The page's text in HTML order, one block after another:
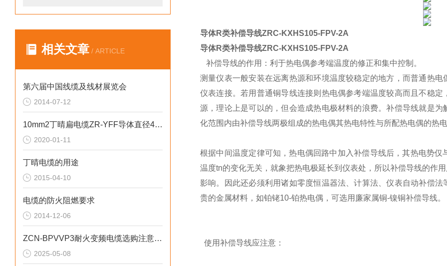
相关文章 / ARTICLE
第六届中国线缆及线材展览会
2014-07-12
10mm2丁晴扁电缆ZR-YFF导体直径4.0mm
2020-01-11
丁晴电缆的用途
2015-04-10
电缆的防火阻燃要求
2014-12-06
ZCN-BPVVP3耐火变频电缆选购注意事项
2025-05-08
导体R类补偿导线ZRC-KXHS105-FPV-2A
导体R类补偿导线ZRC-KXHS105-FPV-2A
补偿导线的作用：利于热电偶参考端温度的修正和集中控制。
测量仪表一般安装在远离热源和环境温度较稳定的地方，而普通热
仪表连接。若用普通铜导线连接则热电偶参考端温度较高而且不稳
源，理论上是可以的，但会造成热电极材料的浪费。补偿导线就是
化范围内由补偿导线两极组成的热电偶其热电特性与所配热电偶的热电
根据中间温度定律可知，热电偶回路中加入补偿导线后，其热电势
温度tn的变化无关，就象把热电极延长到仪表处，所以补偿导线的作
影响。因此还必须利用诸如零度恒温器法、计算法、仪表自动补偿
贵的金属材料，如铂铑10-铂热电偶，可选用廉家属铜-镍铜补偿导线。
使用补偿导线应注意：